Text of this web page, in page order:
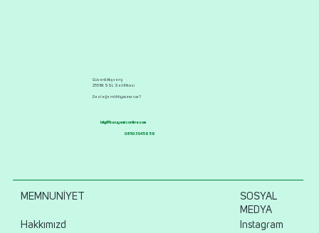
Güvenli Alışveriş
256 Bit SSL Sertifikası
Desteğe mi ihtiyacınız var?
bilgi@kuruyemisonline.com
0850 304 56 56
Hakkımızd
MEMNUNİYET
SOSYAL
MEDYA
Instagram